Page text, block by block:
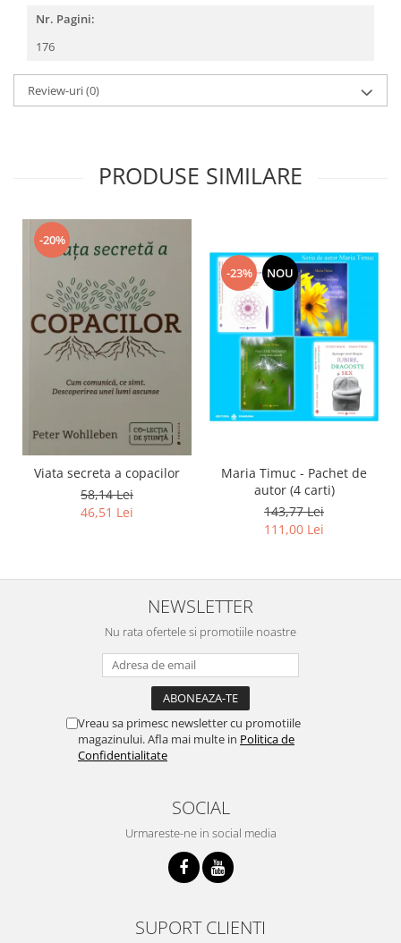
Nr. Pagini:
176
Review-uri(0)
PRODUSE SIMILARE
-20%
Viata secreta a copacilor
58,14 Lei
46,51 Lei
-23% NOU
Maria Timuc - Pachet de
autor (4 carti)
143,77 Lei
111,00 Lei
NEWSLETTER
Nu rata ofertele si promotiile noastre
Vreau sa primesc newsletter cu promotiile
magazinului. Afla mai multe in Politica de
Confidentialitate
SOCIAL
Urmareste-ne in social media
SUPORT CLIENTI